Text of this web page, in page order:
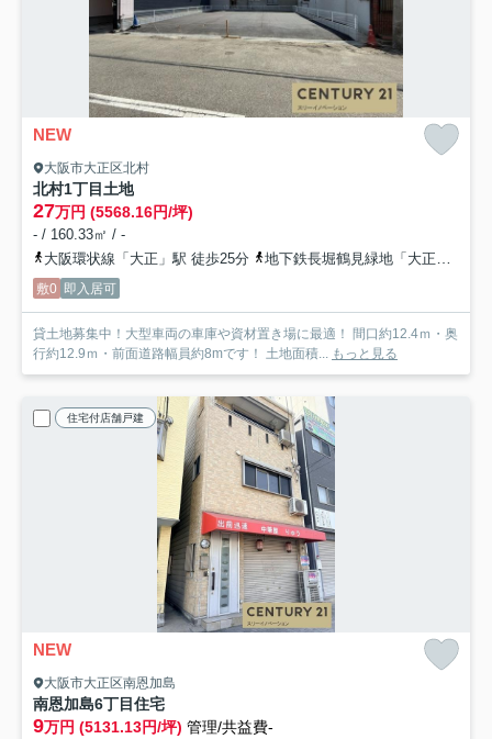
NEW
大阪市大正区北村
北村1丁目土地
27万円 (5568.16円/坪)
- / 160.33㎡ / -
大阪環状線「大正」駅 徒歩25分
地下鉄長堀鶴見緑地「大正」駅 徒歩25分
敷0 即入居可
貸土地募集中！大型車両の車庫や資材置き場に最適！ 間口約12.4ｍ・奥
行約12.9ｍ・前面道路幅員約8mです！ 土地面積... もっと見る
住宅付店舗戸建
NEW
大阪市大正区南恩加島
南恩加島6丁目住宅
9万円 (5131.13円/坪) 管理/共益費-